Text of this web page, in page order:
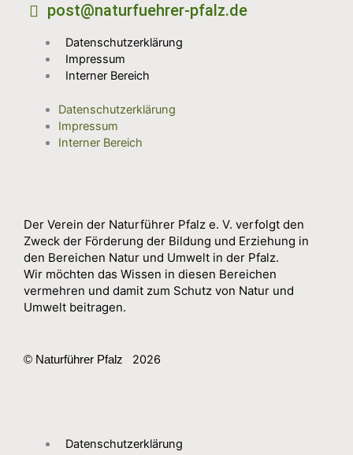
post@naturfuehrer-pfalz.de
Datenschutzerklärung
Impressum
Interner Bereich
Datenschutzerklärung
Impressum
Interner Bereich
Der Verein der Naturführer Pfalz e. V. verfolgt den
Zweck der Förderung der Bildung und Erziehung in
den Bereichen Natur und Umwelt in der Pfalz.
Wir möchten das Wissen in diesen Bereichen
vermehren und damit zum Schutz von Natur und
Umwelt beitragen.
© Naturführer Pfalz 2026
Datenschutzerklärung